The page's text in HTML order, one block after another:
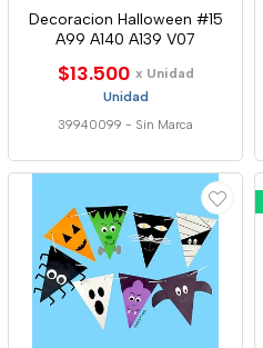
Decoracion Halloween #15
A99 A140 A139 V07
$13.500 x Unidad
Unidad
39940099 - Sin Marca